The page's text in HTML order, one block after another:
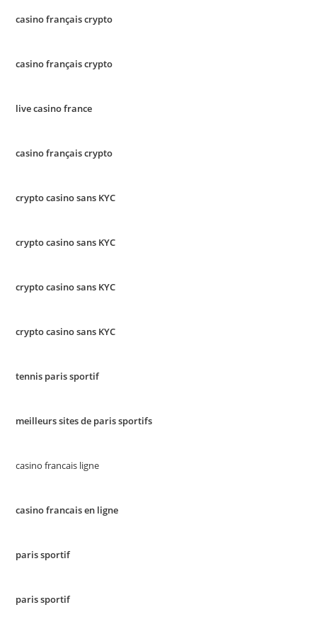
casino français crypto
casino français crypto
live casino france
casino français crypto
crypto casino sans KYC
crypto casino sans KYC
crypto casino sans KYC
crypto casino sans KYC
tennis paris sportif
meilleurs sites de paris sportifs
casino francais ligne
casino francais en ligne
paris sportif
paris sportif